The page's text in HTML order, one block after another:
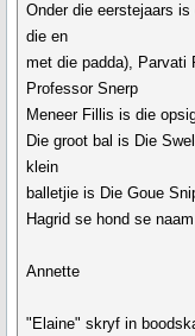
Onder die eerstejaars
die en
met die padda), Parvati
Professor Snerp
Meneer Fillis is die
Die groot bal is Die
klein
balletjie is Die Goue
Hagrid se hond se
Annette
"Elaine" skryf in